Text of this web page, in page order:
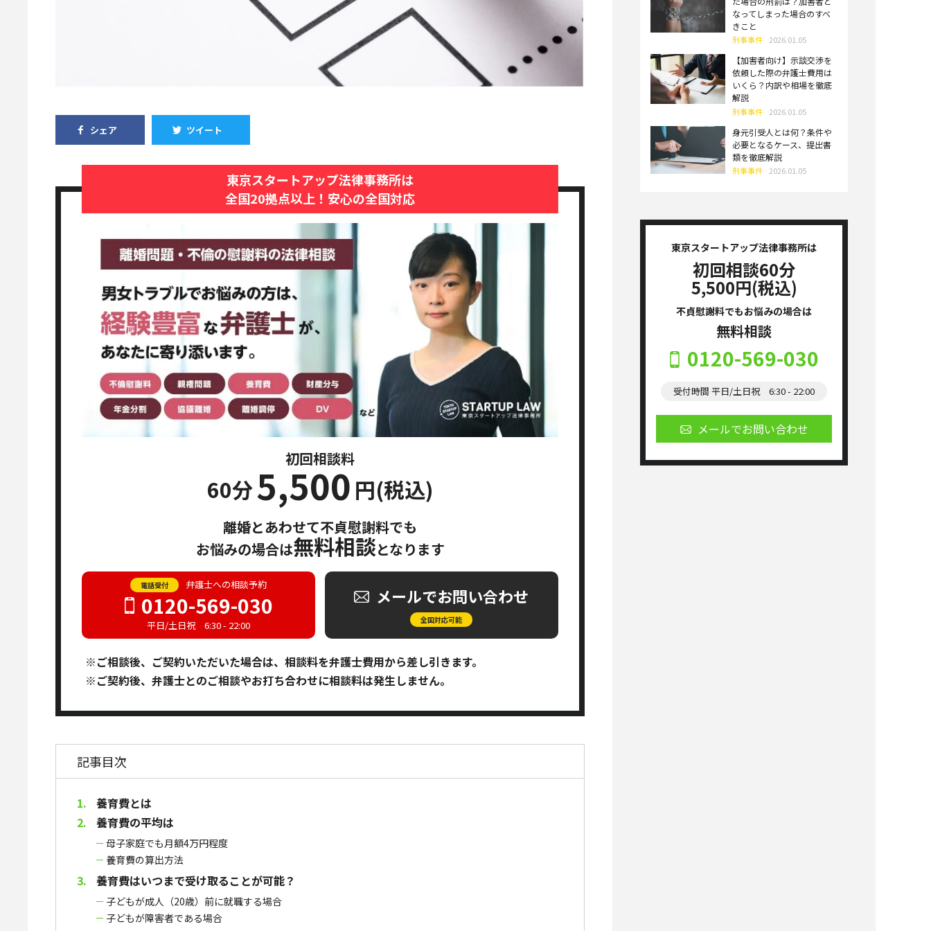
シェア ツイート
東京スタートアップ法律事務所は
全国20拠点以上！安心の全国対応
初回相談料
60分5,500 円(税込)
離婚とあわせて不貞慰謝料でも
お悩みの場合は無料相談となります
電話受付 弁護士への相談予約
0120-569-030
平日/土日祝 6:30 - 22:00
メールでお問い合わせ
全国対応可能
※ご相談後、ご契約いただいた場合は、相談料を弁護士費用から差し引きます。
※ご契約後、弁護士とのご相談やお打ち合わせに相談料は発生しません。
記事目次
養育費とは
養育費の平均は
母子家庭でも月額4万円程度
養育費の算出方法
養育費はいつまで受け取ることが可能？
子どもが成人（20歳）前に就職する場合
子どもが障害者である場合
なってしまった場合のすべ
きこと
刑事事件 2026.01.05
【加害者向け】示談交渉を
依頼した際の弁護士費用は
いくら？内訳や相場を徹底
解説
刑事事件 2026.01.05
身元引受人とは何？条件や
必要となるケース、提出書
類を徹底解説
刑事事件 2026.01.05
東京スタートアップ法律事務所は
初回相談60分
5,500円(税込)
不貞慰謝料でもお悩みの場合は
無料相談
0120-569-030
受付時間 平日/土日祝 6:30 - 22:00
メールでお問い合わせ